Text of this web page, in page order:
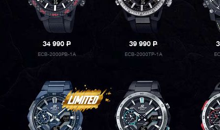
34 990P
ECB-2000PB-1A
39 990P
ECB-2000TP-1A